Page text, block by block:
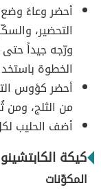
أحضر وعاءً
التحضير،
ورّجه جيداً
الخطوة
أحضر كؤوس
من الثلج،
أضف الحليب
كيكة الكابتشينو
المكوّنات